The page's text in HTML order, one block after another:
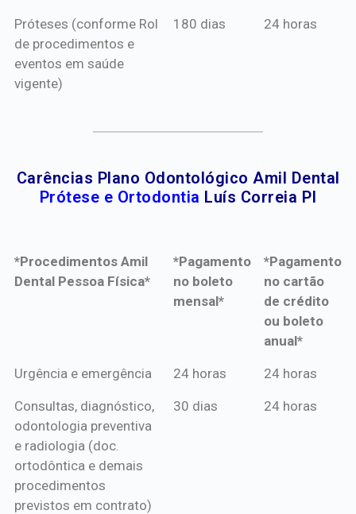
Próteses (conforme Rol
de procedimentos e
eventos em saúde
vigente)
180 dias 24 horas
Carências Plano Odontológico Amil Dental
Prótese e Ortodontia Luís Correia PI
*Procedimentos Amil
Dental Pessoa Física*
*Pagamento
no boleto
mensal*
*Pagamento
no cartão
de crédito
ou boleto
anual*
*Procedimentos Amil
*Pagamento
mensal*
*Pagamento
de crédito
Urgência e emergência 24 horas 24 horas
Consultas, diagnóstico,
odontologia preventiva
e radiologia (doc.
ortodôntica e demais
procedimentos
previstos em contrato)
30 dias 24 horas